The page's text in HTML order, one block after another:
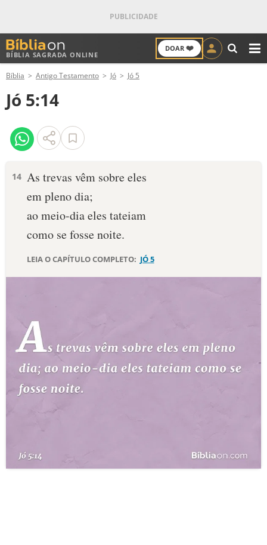
BÍBLIA SAGRADA ONLINE
DOAR ❤️
ANTIGO TESTAMENTO
NOVO TESTAMENTO
VERSÍCULOS
PALAVRA DO DIA
SALMO DO DIA
DEVOCIONAL DIÁRIO
ESTUDOS BÍBLICOS
ESBOÇOS DE PREGAÇÃO
TEMAS
PERGUNTE À BÍBLIA
QUEM SOMOS
Bíblia Antigo Testamento Jó Jó 5
Jó 5:14
14 As trevas vêm sobre eles
em pleno dia;
ao meio-dia eles tateiam
como se fosse noite.
LEIA O CAPÍTULO COMPLETO: JÓ 5